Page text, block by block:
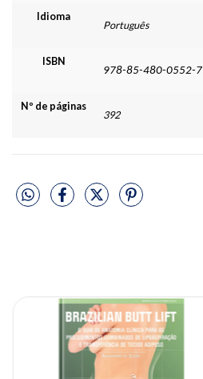
Idioma
Português
ISBN
978-85-480-0552-7
Nº de páginas
392